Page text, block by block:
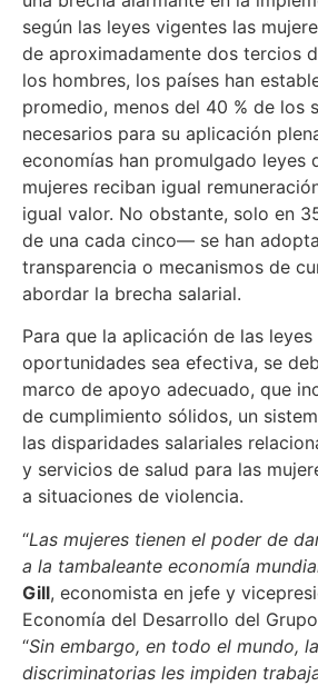
según las leyes vigentes las
de aproximadamente dos tercios
los hombres, los países han
promedio, menos del 40 % de los
necesarios para su aplicación
economías han promulgado leyes
mujeres reciban igual
igual valor. No obstante, solo en
de una cada cinco— se han
transparencia o mecanismos de
abordar la brecha salarial.
Para que la aplicación de las
oportunidades sea efectiva, se
marco de apoyo adecuado, que
de cumplimiento sólidos, un
las disparidades salariales
y servicios de salud para las
a situaciones de violencia.
“Las mujeres tienen el poder de
a la tambaleante economía
Gill, economista en jefe y
Economía del Desarrollo del Grupo
“Sin embargo, en todo el mundo,
discriminatorias les impiden